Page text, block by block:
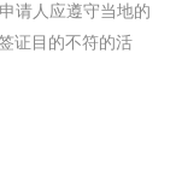
请人应遵守当地的
证目的不符的活